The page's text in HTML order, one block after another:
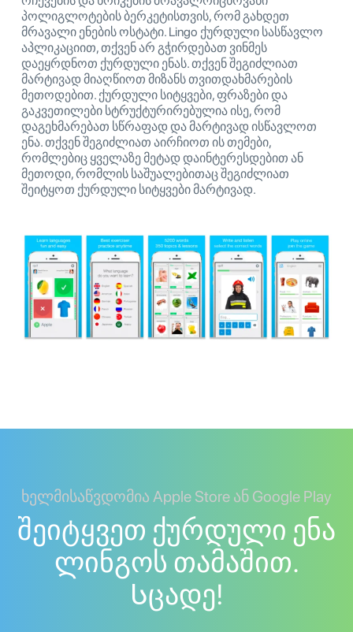
პოლიგლოტების ბერკეტისთვის, რომ გახდეთ
მრავალი ენების ოსტატი. Lingo ქურდული სასწავლო
აპლიკაციით, თქვენ არ გჭირდებათ ვინმეს
დაეყრდნოთ ქურდული ენას. თქვენ შეგიძლიათ
მარტივად მიაღწიოთ მიზანს თვითდახმარების
მეთოდებით. ქურდული სიტყვები, ფრაზები და
გაკვეთილები სტრუქტურირებულია ისე, რომ
დაგეხმარებათ სწრაფად და მარტივად ისწავლოთ
ენა. თქვენ შეგიძლიათ აირჩიოთ ის თემები,
რომლებიც ყველაზე მეტად დაინტერესდებით ან
მეთოდი, რომლის საშუალებითაც შეგიძლიათ
შეიტყოთ ქურდული სიტყვები მარტივად.
ხელმისაწვდომია Apple Store ან Google Play
შეიტყვეთ ქურდული ენა
ლინგოს თამაშით.
Სცადე!